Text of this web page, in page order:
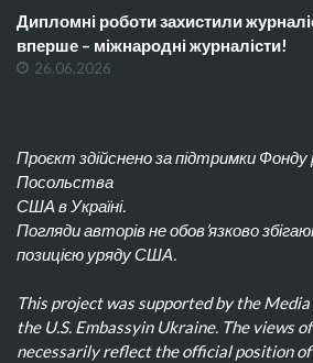
Дипломні роботи захистили
вперше – міжнародні журналісти!
26.06.2026
Проєкт здійснено за підтримки
Посольства
США в Україні.
Погляди авторів не обов’язково
позицією уряду США.
This project was supported by the
the U.S. Embassyin Ukraine. The views
necessarily reflect the official position of